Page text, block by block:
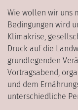
Wie wollen wir uns
Bedingungen wird
Klimakrise,
Druck auf die
grundlegenden
Vortragsabend,
und dem
unterschiedliche